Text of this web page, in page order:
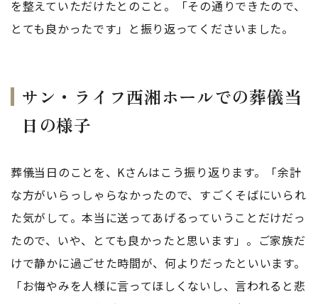
を整えていただけたとのこと。「その通りできたので、
とても良かったです」と振り返ってくださいました。
サン・ライフ西湘ホールでの葬儀当
日の様子
葬儀当日のことを、Kさんはこう振り返ります。「余計
な方がいらっしゃらなかったので、すごくそばにいられ
た気がして。本当に送ってあげるっていうことだけだっ
たので、いや、とても良かったと思います」。ご家族だ
けで静かに過ごせた時間が、何よりだったといいます。
「お悔やみを人様に言ってほしくないし、言われると悲